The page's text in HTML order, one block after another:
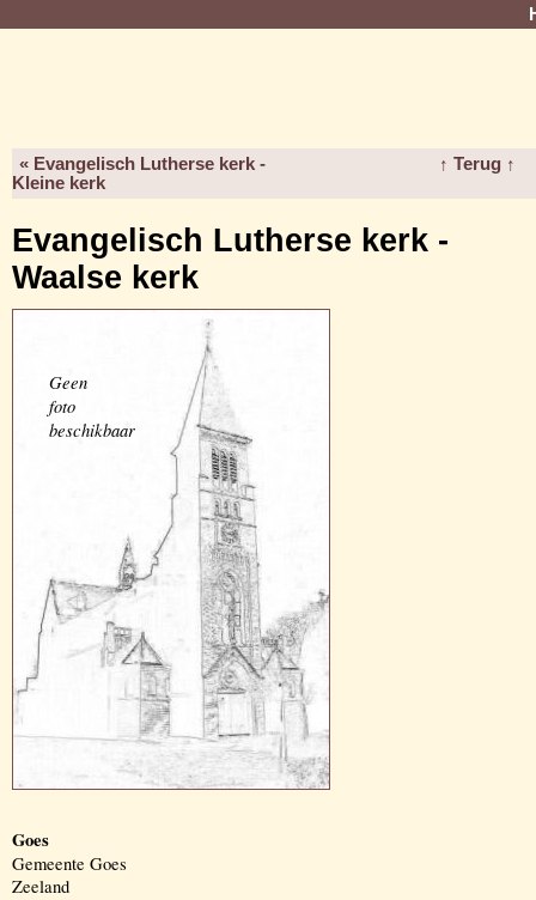
« Evangelisch Lutherse kerk -
Kleine kerk
↑ Terug ↑
Evangelisch Lutherse kerk -
Waalse kerk
Geen
foto
beschikbaar
Goes
Gemeente Goes
Zeeland